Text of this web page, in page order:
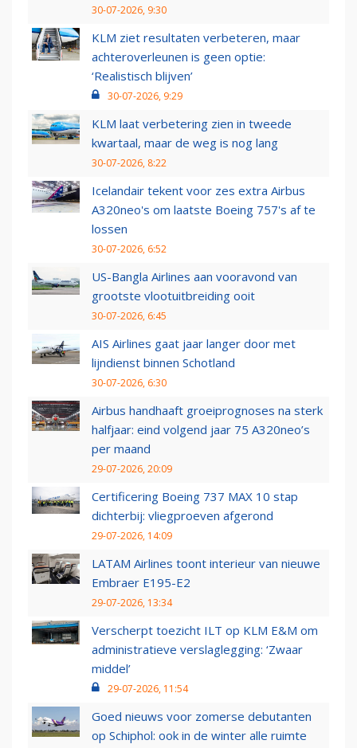
30-07-2026, 9:30
KLM ziet resultaten verbeteren, maar
achteroverleunen is geen optie:
‘Realistisch blijven’
30-07-2026, 9:29
KLM laat verbetering zien in tweede
kwartaal, maar de weg is nog lang
30-07-2026, 8:22
Icelandair tekent voor zes extra Airbus
A320neo's om laatste Boeing 757's af te
lossen
30-07-2026, 6:52
US-Bangla Airlines aan vooravond van
grootste vlootuitbreiding ooit
30-07-2026, 6:45
AIS Airlines gaat jaar langer door met
lijndienst binnen Schotland
30-07-2026, 6:30
Airbus handhaaft groeiprognoses na sterk
halfjaar: eind volgend jaar 75 A320neo’s
per maand
29-07-2026, 20:09
Certificering Boeing 737 MAX 10 stap
dichterbij: vliegproeven afgerond
29-07-2026, 14:09
LATAM Airlines toont interieur van nieuwe
Embraer E195-E2
29-07-2026, 13:34
Verscherpt toezicht ILT op KLM E&M om
administratieve verslaglegging: ‘Zwaar
middel’
29-07-2026, 11:54
Goed nieuws voor zomerse debutanten
op Schiphol: ook in de winter alle ruimte